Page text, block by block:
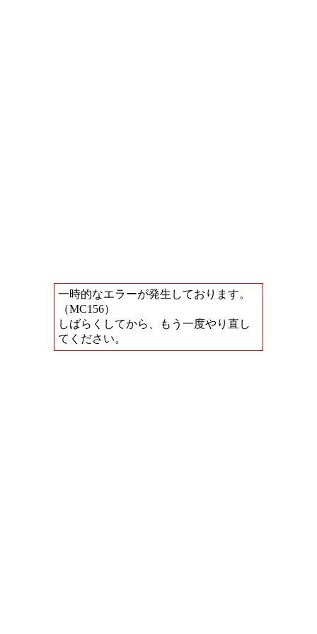
一時的なエラーが発生しております。
（MC156）
しばらくしてから、もう一度やり直し
てください。